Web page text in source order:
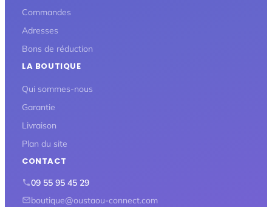
Commandes
Adresses
Bons de réduction
LA BOUTIQUE
Qui sommes-nous
Garantie
Livraison
Plan du site
CONTACT
09 55 95 45 29
boutique@oustaou-connect.com